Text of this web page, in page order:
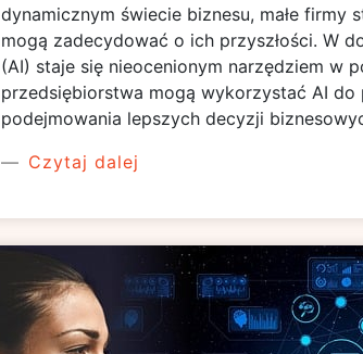
dynamicznym świecie biznesu, małe
mogą zadecydować o ich przyszłości. W
(AI) staje się nieocenionym narzędziem w
przedsiębiorstwa mogą wykorzystać AI
podejmowania lepszych decyzji
Czytaj dalej